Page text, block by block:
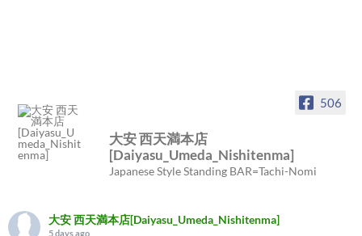
506
大安 西天満本店
[Daiyasu_Umeda_Nishitenma]
Japanese Style Standing BAR=Tachi-Nomi
大安 西天満本店[Daiyasu_Umeda_Nishitenma]
5 days ago